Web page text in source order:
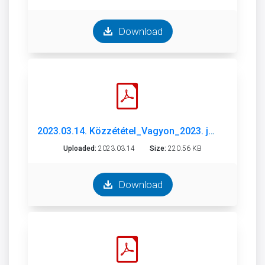
Download
2023.03.14. Közzététel_Vagyon_2023. január.pdf
Uploaded: 2023.03.14 Size: 220.56 KB
Download